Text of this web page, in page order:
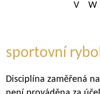
V
W
sportovní
Disciplína zaměřená